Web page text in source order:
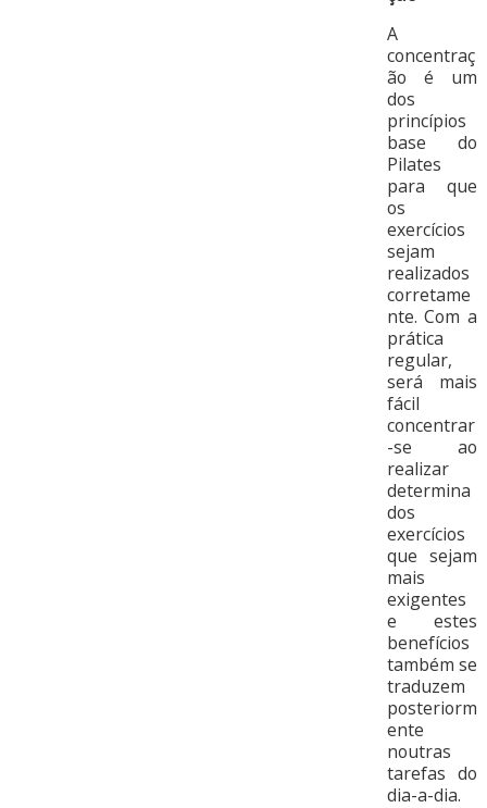
A
concentraç
ão é um
dos
princípios
base do
Pilates
para que
os
exercícios
sejam
realizados
corretame
nte. Com a
prática
regular,
será mais
fácil
concentrar
-se ao
realizar
determina
dos
exercícios
que sejam
mais
exigentes
e estes
benefícios
também se
traduzem
posteriorm
ente
noutras
tarefas do
dia-a-dia.